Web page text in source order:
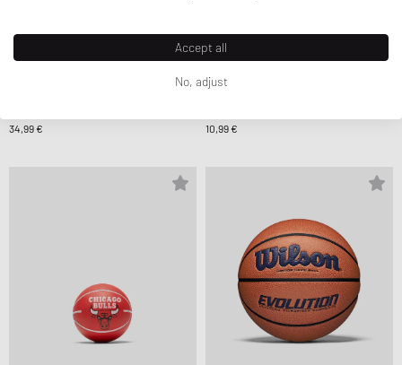
34,99 €
10,99 €
Accept all
No, adjust